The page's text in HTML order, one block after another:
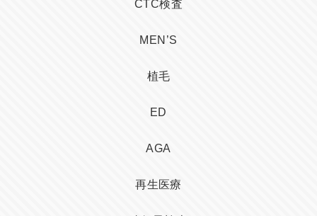
CTC検査
MEN’S
植毛
ED
AGA
再生医療